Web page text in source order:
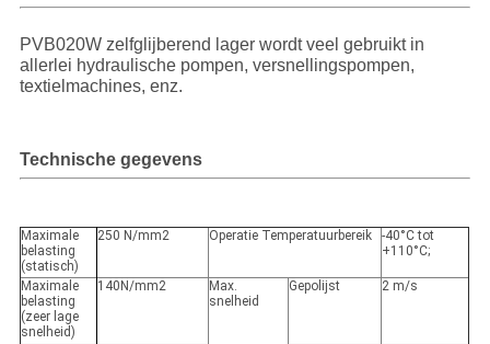
PVB020W zelfglijberend lager wordt veel gebruikt in
allerlei hydraulische pompen, versnellingspompen,
textielmachines, enz.
Technische gegevens
Maximale
belasting
(statisch)
250 N/mm2 Operatie Temperatuurbereik
-40°C tot
+110°C;
Maximale
belasting
(zeer lage
snelheid)
140N/mm2
Max.
snelheid
Gepolijst 2 m/s